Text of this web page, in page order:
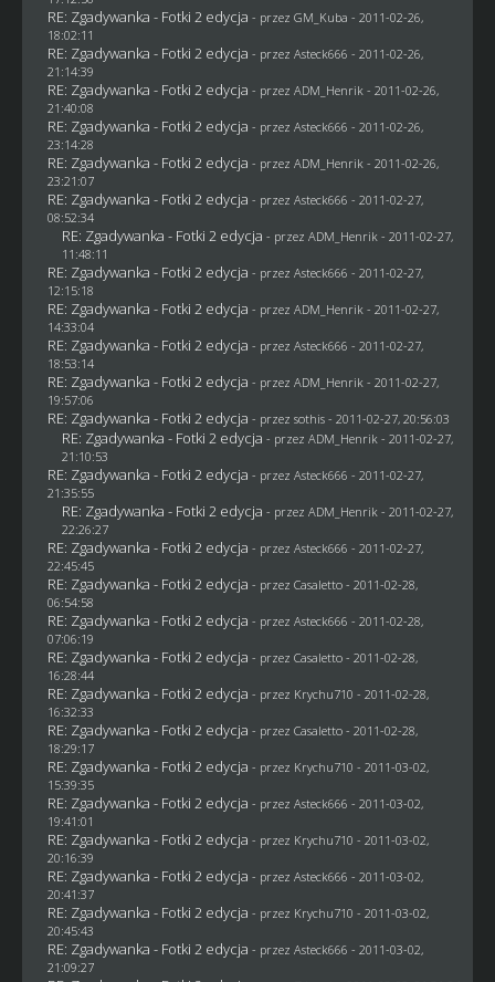
RE: Zgadywanka - Fotki 2 edycja - przez GM_Kuba - 2011-02-26,
18:02:11
RE: Zgadywanka - Fotki 2 edycja - przez Asteck666 - 2011-02-26,
21:14:39
RE: Zgadywanka - Fotki 2 edycja - przez ADM_Henrik - 2011-02-26,
21:40:08
RE: Zgadywanka - Fotki 2 edycja - przez Asteck666 - 2011-02-26,
23:14:28
RE: Zgadywanka - Fotki 2 edycja - przez ADM_Henrik - 2011-02-26,
23:21:07
RE: Zgadywanka - Fotki 2 edycja - przez Asteck666 - 2011-02-27,
08:52:34
RE: Zgadywanka - Fotki 2 edycja - przez ADM_Henrik - 2011-02-27,
11:48:11
RE: Zgadywanka - Fotki 2 edycja - przez Asteck666 - 2011-02-27,
12:15:18
RE: Zgadywanka - Fotki 2 edycja - przez ADM_Henrik - 2011-02-27,
14:33:04
RE: Zgadywanka - Fotki 2 edycja - przez Asteck666 - 2011-02-27,
18:53:14
RE: Zgadywanka - Fotki 2 edycja - przez ADM_Henrik - 2011-02-27,
19:57:06
RE: Zgadywanka - Fotki 2 edycja - przez sothis- 2011-02-27, 20:56:03
RE: Zgadywanka - Fotki 2 edycja - przez ADM_Henrik - 2011-02-27,
21:10:53
RE: Zgadywanka - Fotki 2 edycja - przez Asteck666 - 2011-02-27,
21:35:55
RE: Zgadywanka - Fotki 2 edycja - przez ADM_Henrik - 2011-02-27,
22:26:27
RE: Zgadywanka - Fotki 2 edycja - przez Asteck666 - 2011-02-27,
22:45:45
RE: Zgadywanka - Fotki 2 edycja - przez Casaletto- 2011-02-28,
06:54:58
RE: Zgadywanka - Fotki 2 edycja - przez Asteck666 - 2011-02-28,
07:06:19
RE: Zgadywanka - Fotki 2 edycja - przez Casaletto- 2011-02-28,
16:28:44
RE: Zgadywanka - Fotki 2 edycja - przez Krychu710 - 2011-02-28,
16:32:33
RE: Zgadywanka - Fotki 2 edycja - przez Casaletto- 2011-02-28,
18:29:17
RE: Zgadywanka - Fotki 2 edycja - przez Krychu710 - 2011-03-02,
15:39:35
RE: Zgadywanka - Fotki 2 edycja - przez Asteck666 - 2011-03-02,
19:41:01
RE: Zgadywanka - Fotki 2 edycja - przez Krychu710 - 2011-03-02,
20:16:39
RE: Zgadywanka - Fotki 2 edycja - przez Asteck666 - 2011-03-02,
20:41:37
RE: Zgadywanka - Fotki 2 edycja - przez Krychu710 - 2011-03-02,
20:45:43
RE: Zgadywanka - Fotki 2 edycja - przez Asteck666 - 2011-03-02,
21:09:27